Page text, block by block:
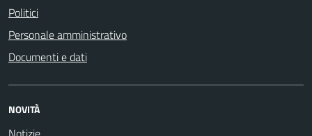
Politici
Personale amministrativo
Documenti e dati
NOVITÀ